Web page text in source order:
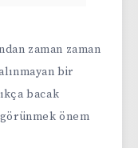
zaman zaman
bir
bacak
önem